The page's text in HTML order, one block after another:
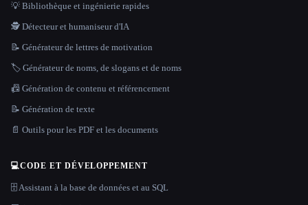
💡 Bibliothèque et ingénierie rapides
🕵️ Détecteur et humaniseur d'IA
📝 Générateur de lettres de motivation
🏷️ Générateur de noms, de slogans et de noms
📠 Génération de contenu et référencement
📝 Génération de texte
📄 Outils pour les PDF et les documents
💻CODE ET DÉVELOPPEMENT
🗄️ Assistant à la base de données et au SQL